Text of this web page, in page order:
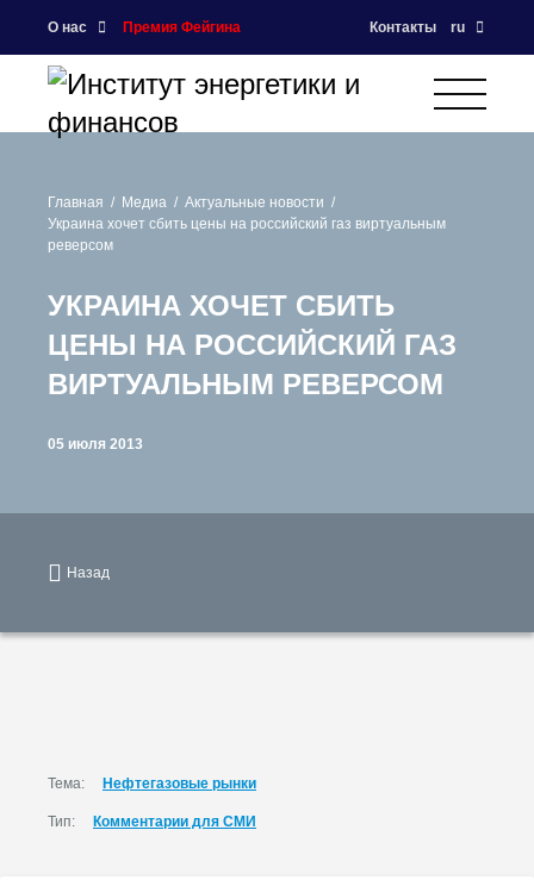
О нас Премия Фейгина Контакты ru
Главная Медиа
Актуальные новости
Украина хочет сбить цены на российский газ виртуальным
реверсом
УКРАИНА ХОЧЕТ СБИТЬ
ЦЕНЫ НА РОССИЙСКИЙ ГАЗ
ВИРТУАЛЬНЫМ РЕВЕРСОМ
05 июля 2013
Назад
Тема: Нефтегазовые рынки
Тип: Комментарии для СМИ